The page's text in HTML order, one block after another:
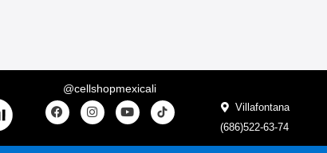
@cellshopmexicali
Villafontana
(686)522-63-74